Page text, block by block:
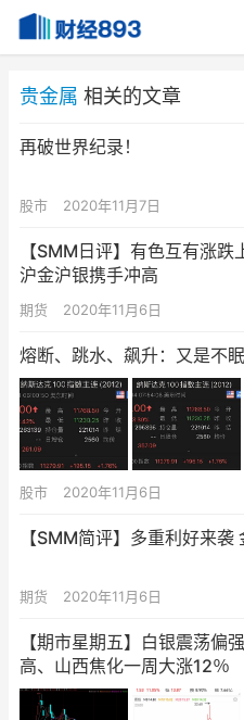
贵金属 相关的文章
再破世界纪录！
股市 2020年11月7日
【SMM日评】有色互有涨
沪金沪银携手冲高
期货 2020年11月6日
熔断、跳水、飙升：又是不
股市 2020年11月6日
【SMM简评】多重利好来袭
期货 2020年11月6日
【期市星期五】白银震荡偏
高、山西焦化一周大涨12％